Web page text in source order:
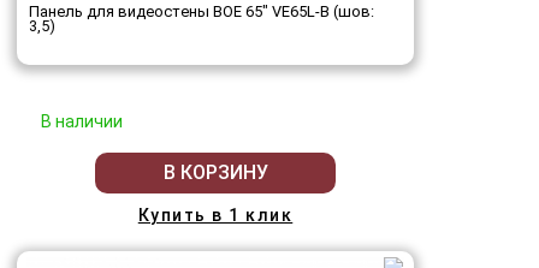
Панель для видеостены BOE 65" VE65L-B (шов:
3,5)
В наличии
В КОРЗИНУ
Купить в 1 клик